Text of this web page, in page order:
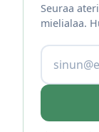
Seuraa
mielialaa.